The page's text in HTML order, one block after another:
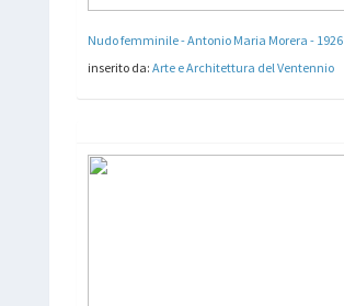
Nudo femminile - Antonio Maria Morera - 1926
inserito da: Arte e Architettura del Ventennio